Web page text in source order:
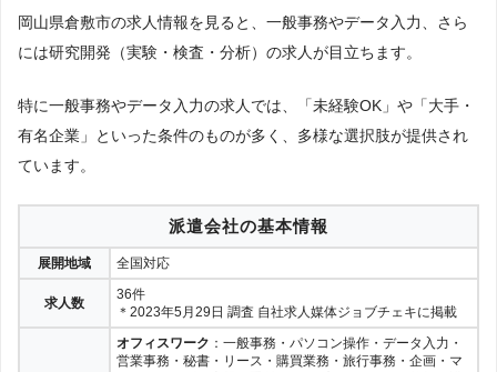
岡山県倉敷市の求人情報を見ると、一般事務やデータ入力、さら
には研究開発（実験・検査・分析）の求人が目立ちます。
特に一般事務やデータ入力の求人では、「未経験OK」や「大手・
有名企業」といった条件のものが多く、多様な選択肢が提供され
ています。
派遣会社の基本情報
展開地域 全国対応
求人数
36件
＊2023年5月29日 調査 自社求人媒体ジョブチェキに掲載
オフィスワーク ：一般事務・パソコン操作・データ入力・
営業事務・秘書・リース・購買業務・旅行事務・企画・マ